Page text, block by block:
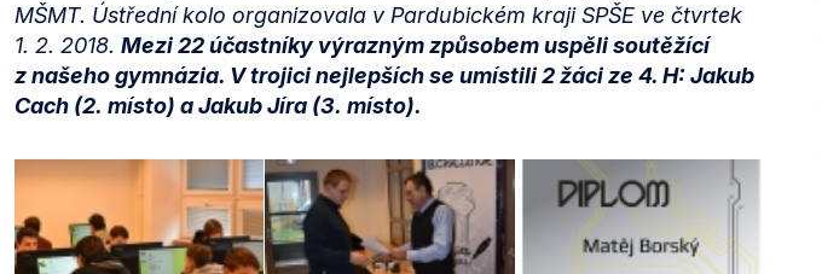
MŠMT. Ústřední kolo organizovala v Pardubickém kraji SPŠE ve čtvrtek
1. 2. 2018. Mezi 22 účastníky výrazným způsobem uspěli soutěžící
z našeho gymnázia. V trojici nejlepších se umístili 2 žáci ze 4. H: Jakub
Cach (2. místo) a Jakub Jíra (3. místo).